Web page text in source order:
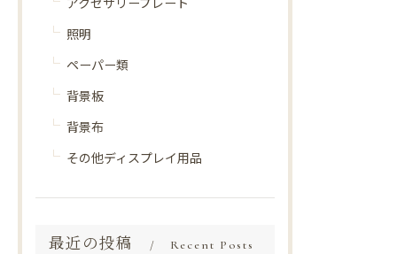
照明
ペーパー類
背景板
背景布
その他ディスプレイ用品
最近の投稿 Recent Posts